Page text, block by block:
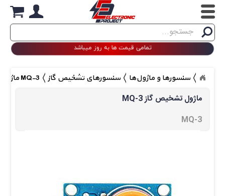
Search
جستجو تمامی قیمت ها به روز میباشد
سنسورها و ماژول‌ها سنسورهای تشخیص گاز MQ-3 ماژول تشخیص گاز
MQ-3 ماژول تشخیص گاز
MQ-3